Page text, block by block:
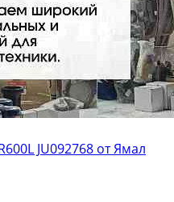
JU092768 от Ямал